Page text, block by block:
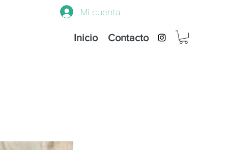
Inicio Contacto
Mi cuenta